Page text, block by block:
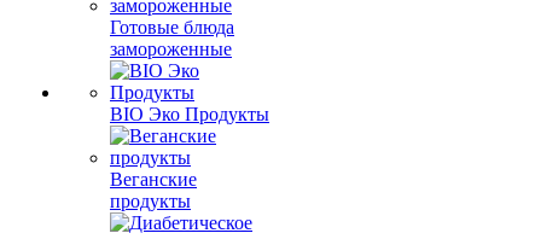
Готовые блюда
замороженные
BIO Эко Продукты
Веганские
продукты